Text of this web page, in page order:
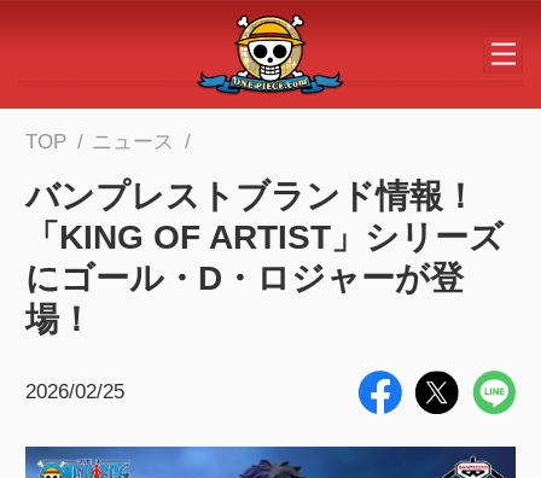
メインコンテンツへスキップする
TOP ニュース
バンプレストブランド情報！
「KING OF ARTIST」シリーズ
にゴール・D・ロジャーが登
場！
2026/02/25